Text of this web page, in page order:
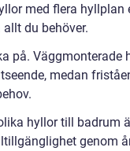
med flera hyllplan
du behöver.
på. Väggmonterade
medan
hyllor till badrum
genom